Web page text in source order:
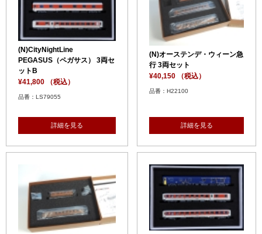
(N)CityNightLine
PEGASUS（ペガサス） 3両セ
ットB
¥41,800 （税込）
品番：LS79055
詳細を見る
(N)オーステンデ・ウィーン急
行 3両セット
¥40,150 （税込）
品番：H22100
詳細を見る